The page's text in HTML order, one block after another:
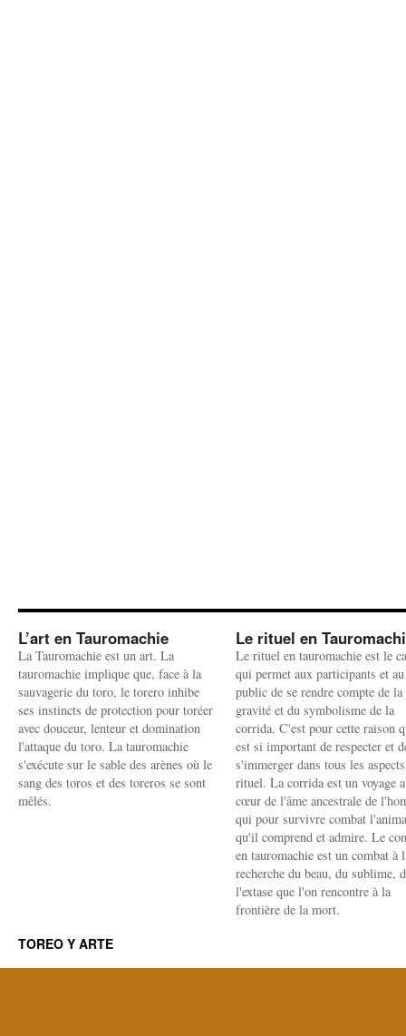
L’art en Tauromachie
La Tauromachie est un art. La
tauromachie implique que, face à la
sauvagerie du toro, le torero inhibe
ses instincts de protection pour toréer
avec douceur, lenteur et domination
l'attaque du toro. La tauromachie
s'exécute sur le sable des arènes où le
sang des toros et des toreros se sont
mêlés.
Le rituel en
Le rituel en tauromachie est le
qui permet aux participants et au
public de se rendre compte de la
gravité et du symbolisme de la
corrida. C'est pour cette raison
est si important de respecter et
s'immerger dans tous les
rituel. La corrida est un voyage
cœur de l'âme ancestrale de
qui pour survivre combat
qu'il comprend et admire. Le
en tauromachie est un combat à
recherche du beau, du sublime,
l'extase que l'on rencontre à la
frontière de la mort.
TOREO Y ARTE